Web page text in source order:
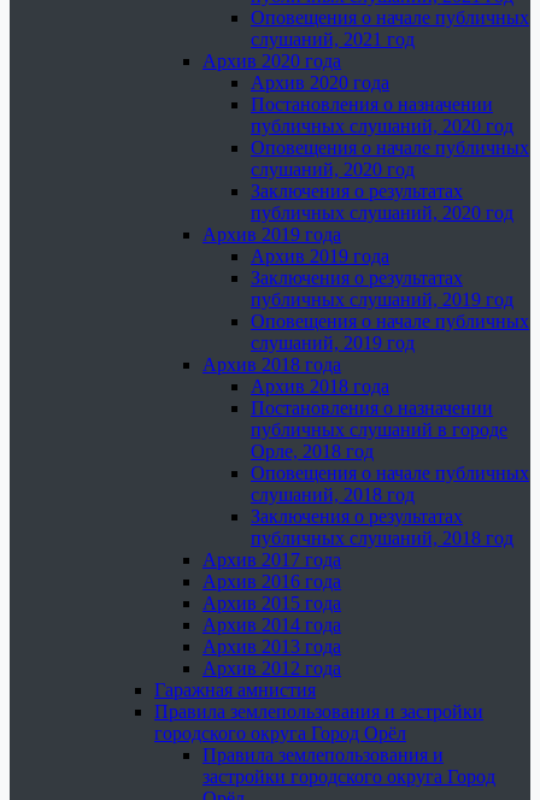
Оповещения о начале публичных
слушаний, 2021 год
Архив 2020 года
Архив 2020 года
Постановления о назначении
публичных слушаний, 2020 год
Оповещения о начале публичных
слушаний, 2020 год
Заключения о результатах
публичных слушаний, 2020 год
Архив 2019 года
Архив 2019 года
Заключения о результатах
публичных слушаний, 2019 год
Оповещения о начале публичных
слушаний, 2019 год
Архив 2018 года
Архив 2018 года
Постановления о назначении
публичных слушаний в городе
Орле, 2018 год
Оповещения о начале публичных
слушаний, 2018 год
Заключения о результатах
публичных слушаний, 2018 год
Архив 2017 года
Архив 2016 года
Архив 2015 года
Архив 2014 года
Архив 2013 года
Архив 2012 года
Гаражная амнистия
Правила землепользования и застройки
городского округа Город Орёл
Правила землепользования и
застройки городского округа Город